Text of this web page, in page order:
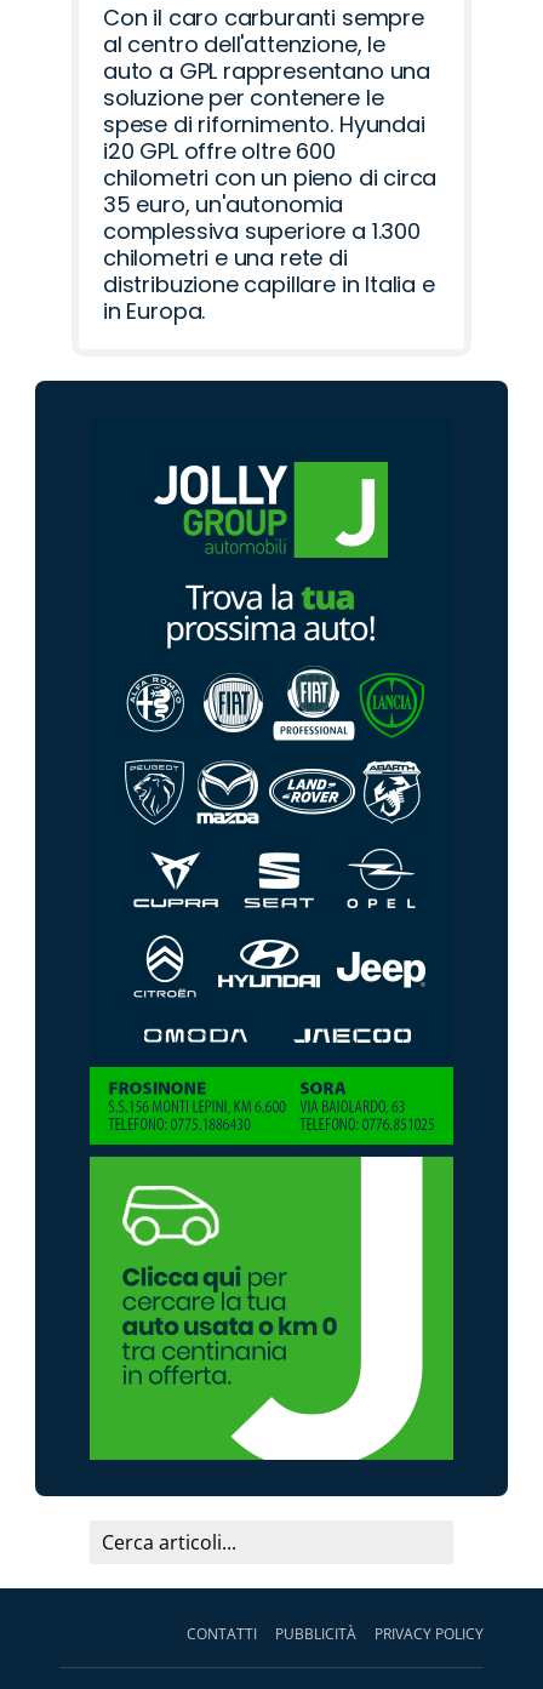
Con il caro carburanti sempre
al centro dell'attenzione, le
auto a GPL rappresentano una
soluzione per contenere le
spese di rifornimento. Hyundai
i20 GPL offre oltre 600
chilometri con un pieno di circa
35 euro, un'autonomia
complessiva superiore a 1.300
chilometri e una rete di
distribuzione capillare in Italia e
in Europa.
CONTATTI PUBBLICITÀ PRIVACY POLICY